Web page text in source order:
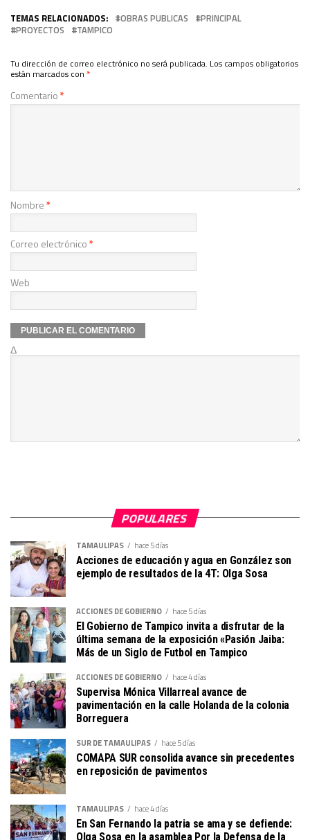
TEMAS RELACIONADOS: OBRAS PUBLICAS
PRINCIPAL
PROYECTOS
TAMPICO
Tu dirección de correo electrónico no será publicada. Los campos obligatorios
están marcados con *
Comentario*
Nombre*
Correo electrónico*
Web
Δ
POPULARES
TAMAULIPAS hace 5 días
Acciones de educación y agua en González son
ejemplo de resultados de la 4T: Olga Sosa
ACCIONES DE GOBIERNO hace 5 días
El Gobierno de Tampico invita a disfrutar de la
última semana de la exposición «Pasión Jaiba:
Más de un Siglo de Futbol en Tampico
ACCIONES DE GOBIERNO hace 4 días
Supervisa Mónica Villarreal avance de
pavimentación en la calle Holanda de la colonia
Borreguera
SUR DE TAMAULIPAS hace 5 días
COMAPA SUR consolida avance sin precedentes
en reposición de pavimentos
TAMAULIPAS hace 4 días
En San Fernando la patria se ama y se defiende:
Olga Sosa en la asamblea Por la Defensa de la